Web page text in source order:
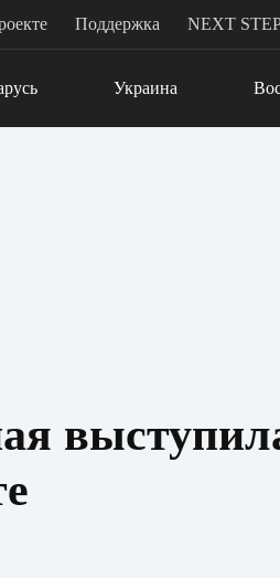
Поддержка NEXT
Украина